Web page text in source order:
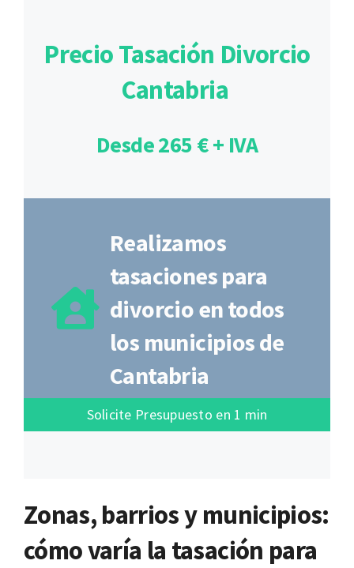
Precio Tasación Divorcio
Cantabria
Desde 265 € + IVA
Realizamos
tasaciones para
divorcio en todos
los municipios de
Cantabria
Solicite Presupuesto en 1 min
Zonas, barrios y municipios:
cómo varía la tasación para